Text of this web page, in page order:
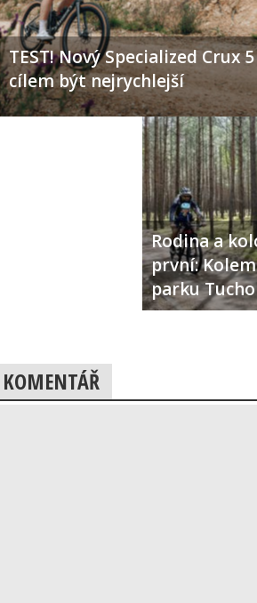
TEST! Nový Specialized Crux
cílem být nejrychlejší
Rodina a
první:
parku